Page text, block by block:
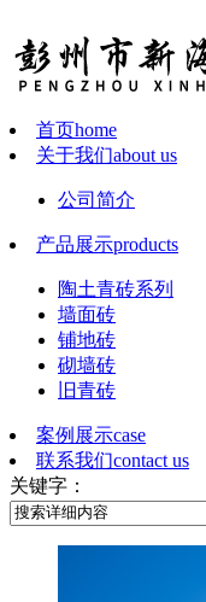
首页home
关于我们about us
公司简介
产品展示products
陶土青砖系列
墙面砖
铺地砖
砌墙砖
旧青砖
案例展示case
联系我们contact us
关键字：